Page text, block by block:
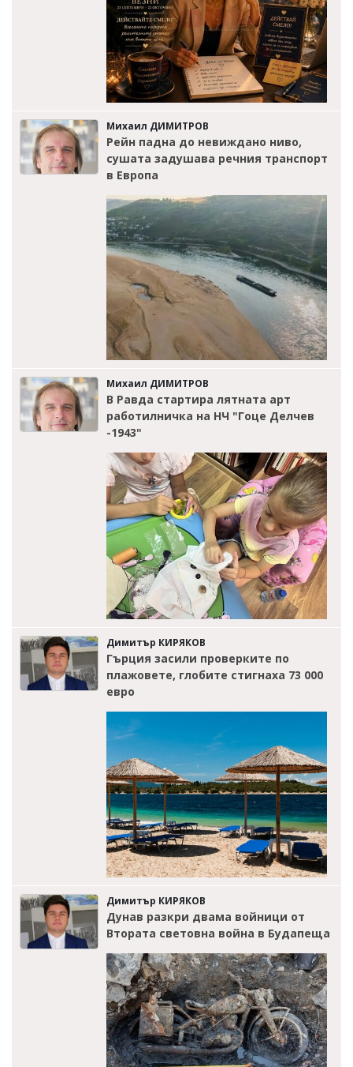
Михаил ДИМИТРОВ
Рейн падна до невиждано ниво,
сушата задушава речния транспорт
в Европа
Михаил ДИМИТРОВ
В Равда стартира лятната арт
работилничка на НЧ "Гоце Делчев
-1943"
Димитър КИРЯКОВ
Гърция засили проверките по
плажовете, глобите стигнаха 73 000
евро
Димитър КИРЯКОВ
Дунав разкри двама войници от
Втората световна война в Будапеща